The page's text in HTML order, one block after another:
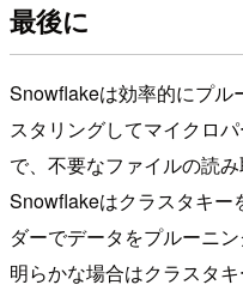
最後に
Snowflakeは効率的にプル
スタリングしてマイクロ
で、不要なファイルの読
Snowflakeはクラスタキー
ダーでデータをプルーニ
明らかな場合はクラスタ